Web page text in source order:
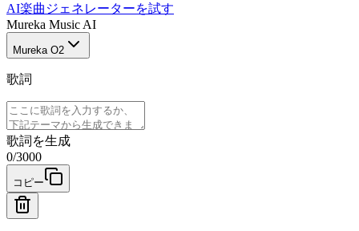
AI楽曲ジェネレーターを試す
Mureka Music AI
Mureka O2
歌詞
歌詞を生成
0/3000
コピー